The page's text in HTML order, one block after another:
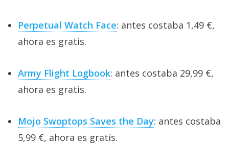
Perpetual Watch Face: antes costaba 1,49 €,
ahora es gratis.
Army Flight Logbook: antes costaba 29,99 €,
ahora es gratis.
Mojo Swoptops Saves the Day: antes costaba
5,99 €, ahora es gratis.